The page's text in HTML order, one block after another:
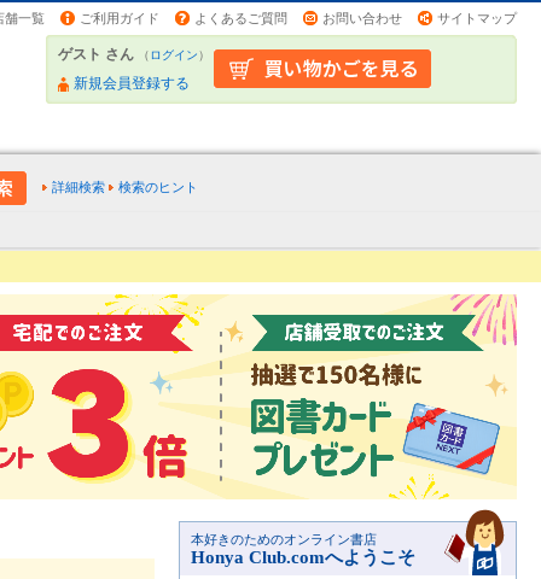
舗一覧 ご利用ガイド よくあるご質問 お問い合わせ サイトマップ
ゲスト さん （ログイン）
新規会員登録する
詳細検索 検索のヒント
本好きのためのオンライン書店
Honya Club.comへようこそ